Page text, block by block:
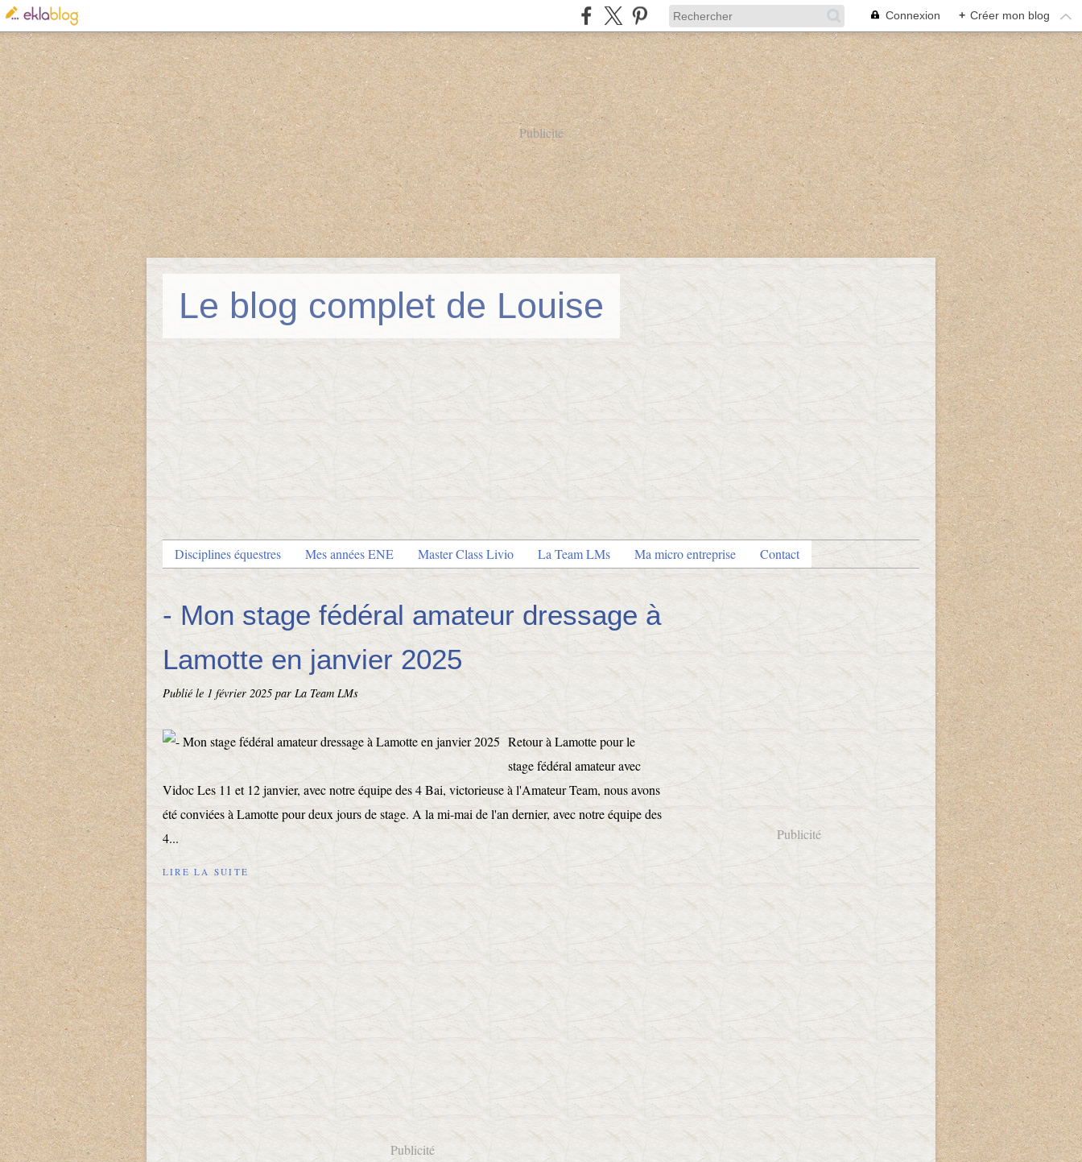
Connexion + Créer mon blog
Publicité
Le blog complet de Louise
Disciplines équestres Mes années ENE Master Class Livio La Team LMs Ma micro entreprise Contact
- Mon stage fédéral amateur dressage à
Lamotte en janvier 2025
Publié le 1 février 2025 par La Team LMs
Retour à Lamotte pour le
stage fédéral amateur avec
Vidoc Les 11 et 12 janvier, avec notre équipe des 4 Bai, victorieuse à l'Amateur Team, nous avons
été conviées à Lamotte pour deux jours de stage. A la mi-mai de l'an dernier, avec notre équipe des
4...
LIRE LA SUITE
Publicité
Publicité